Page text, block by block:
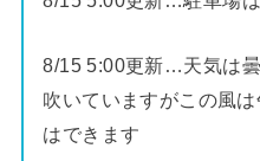
8/15 5:00更新…天気は
吹いていますがこの風
はできます